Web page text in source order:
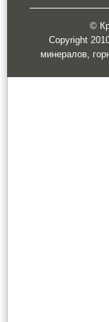
©
Copyright
минералов,